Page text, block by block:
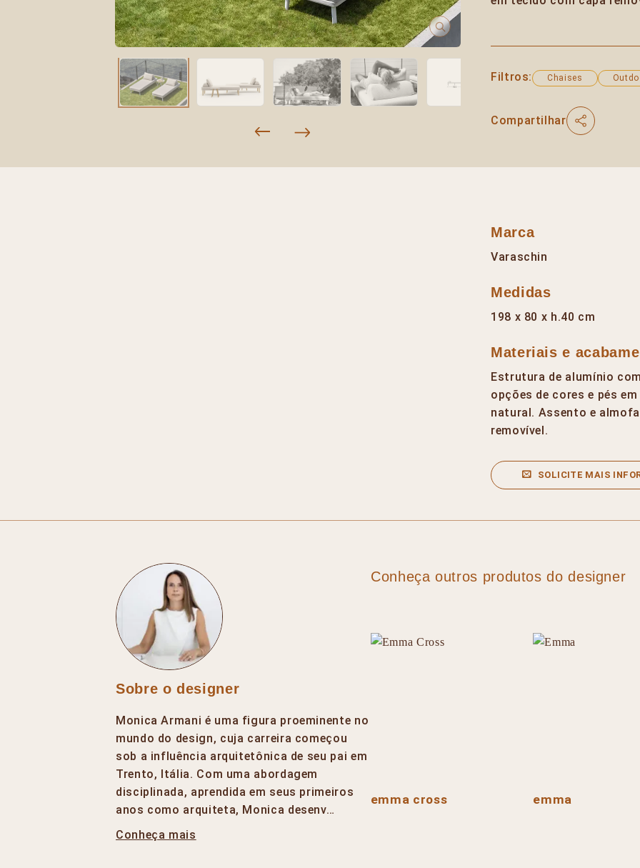
Filtros: Chaises
Compartilhar
Marca
Varaschin
Medidas
198 x 80 x h.40 cm
Materiais e
Estrutura de alumínio
opções de cores e pés
natural. Assento e
removível.
SOLICITE MAIS
Sobre o designer
Monica Armani é uma figura proeminente no
mundo do design, cuja carreira começou
sob a influência arquitetônica de seu pai em
Trento, Itália. Com uma abordagem
disciplinada, aprendida em seus primeiros
anos como arquiteta, Monica desenv…
Conheça mais
Conheça outros produtos do designer
emma cross emma